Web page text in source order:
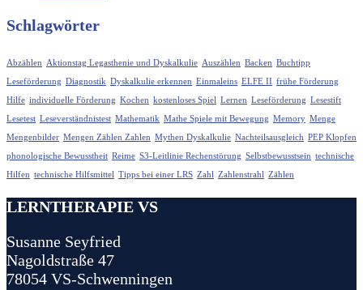
Schlagwörter
Abzählen Aktionstag Legasthenie und Dyskalkulie Auszählen Backen Buchtipp
Leseförderung Diagnostik Dyskalkulie erkennen Einmaleins ELFE II frühe Förderung
Hilfe individuelle Förderung Kochen kostenloses Spiel Lernen Leseförderung Lesestift
Lesetest Leseverständnistest Mathematik Mathe Spiele mit Bewegung Memory Menge
Mengenbilder Mengen Zählen Zahlen Mythen Dyskalkulie Nachteilsausgleich PEP Klopfen
phonologische Bewusstheit Reime S3-Leitlinie Rechenstörung Selbstbewusstsein technische
Hilfen technische Hilfsmittel Tipps bei einer LRS Zahl Zahlenstrahl Zählen
LERNTHERAPIE VS
Susanne Seyfried
Nagoldstraße 47
78054 VS-Schwenningen